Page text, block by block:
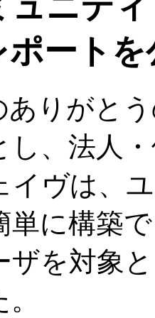
ポートを
りがと
し、法人
イヴは、
単に構築
ザを対象